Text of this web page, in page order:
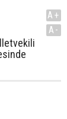
A+
A-